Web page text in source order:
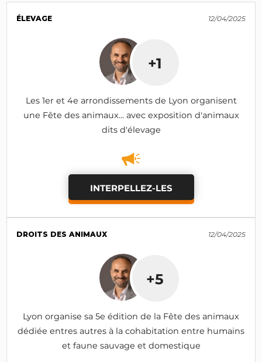
ÉLEVAGE 12/04/2025
+1
Les 1er et 4e arrondissements de Lyon organisent
une Fête des animaux... avec exposition d'animaux
dits d'élevage
INTERPELLEZ-LES
DROITS DES ANIMAUX 12/04/2025
+5
Lyon organise sa 5e édition de la Fête des animaux
dédiée entres autres à la cohabitation entre humains
et faune sauvage et domestique